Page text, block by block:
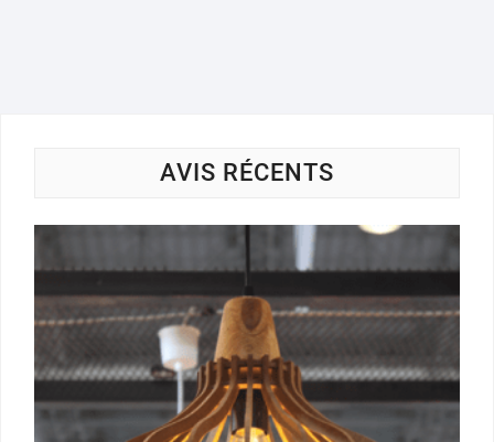
AVIS RÉCENTS